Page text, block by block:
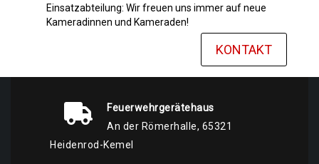
Einsatzabteilung: Wir freuen uns immer auf neue
Kameradinnen und Kameraden!
KONTAKT
Feuerwehrgerätehaus
An der Römerhalle, 65321
Heidenrod-Kemel